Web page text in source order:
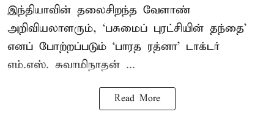
இந்தியாவின் தலைசிறந்த வேளாண்
அறிவியலாளரும், ‘பசுமைப் புரட்சியின் தந்தை’
எனப் போற்றப்படும் ‘பாரத ரத்னா’ டாக்டர்
எம்.எஸ். சுவாமிநாதன் ...
Read More